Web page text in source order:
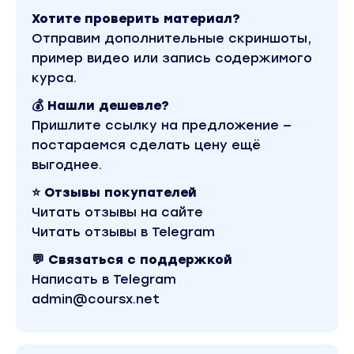
Модуль 2. О чем снимать
Ваша уникальность и 7 вечных рубрик, с
Урок 4. Ваша уникальность
В чем мои отличия? Как найти свой стиль и
выделяться, если жизнь кажется обычной.
О чем снимать reels, чтобы их смотрели.
Ищем вашу целевую аудиторию.
рубрик для мастера
Заполняем анкету самораспаковки и
получаем банк идей.
Хотите проверить материал?
Отправим дополнительные скриншоты,
пример видео или запись содержимого
курса.
💰 Нашли дешевле?
Пришлите ссылку на предложение —
постараемся сделать цену ещё
выгоднее.
⭐ Отзывы покупателей
Читать отзывы на сайте
Читать отзывы в Telegram
💬 Связаться с поддержкой
Написать в Telegram
admin@coursx.net